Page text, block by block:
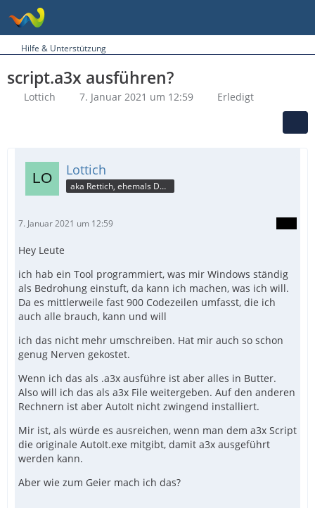
Hilfe & Unterstützung
script.a3x ausführen?
Lottich 7. Januar 2021 um 12:59 Erledigt
Lottich
aka Rettich, ehemals DAU
7. Januar 2021 um 12:59
Hey Leute
ich hab ein Tool programmiert, was mir Windows ständig
als Bedrohung einstuft, da kann ich machen, was ich will.
Da es mittlerweile fast 900 Codezeilen umfasst, die ich
auch alle brauch, kann und will
ich das nicht mehr umschreiben. Hat mir auch so schon
genug Nerven gekostet.
Wenn ich das als .a3x ausführe ist aber alles in Butter.
Also will ich das als a3x File weitergeben. Auf den anderen
Rechnern ist aber AutoIt nicht zwingend installiert.
Mir ist, als würde es ausreichen, wenn man dem a3x Script
die originale AutoIt.exe mitgibt, damit a3x ausgeführt
werden kann.
Aber wie zum Geier mach ich das?